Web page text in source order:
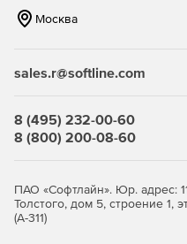
Добавив
подписку, можно
появляется возможность
Studio в Windows и macOS.
Москва
sales.r@softline.com
8 (495) 232-00-60
8 (800) 200-08-60
ПАО «Софтлайн». Юр. адрес:
Толстого, дом 5, строение
(А-311)